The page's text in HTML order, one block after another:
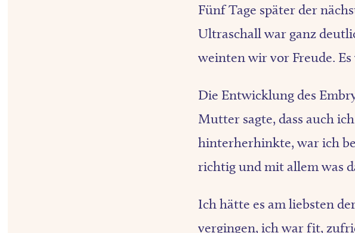
Fünf Tage später der
Ultraschall war ganz
weinten wir vor Freude.
Die Entwicklung des
Mutter sagte, dass auch
hinterherhinkte, war ich
richtig und mit allem was
Ich hätte es am liebsten
vergingen, ich war fit,